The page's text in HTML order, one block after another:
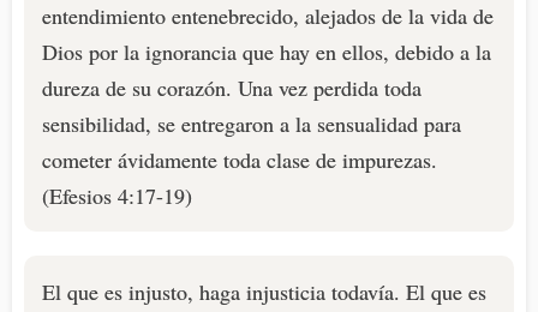
entendimiento entenebrecido, alejados de la vida de
Dios por la ignorancia que hay en ellos, debido a la
dureza de su corazón. Una vez perdida toda
sensibilidad, se entregaron a la sensualidad para
cometer ávidamente toda clase de impurezas.
(Efesios 4:17-19)
El que es injusto, haga injusticia todavía. El que es